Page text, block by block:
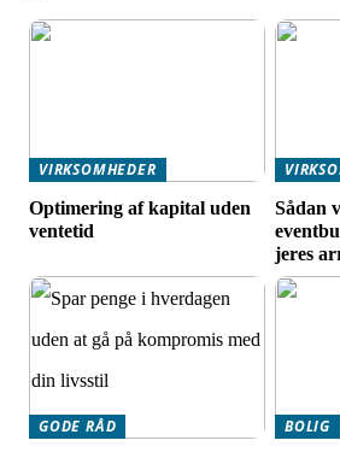
VIRKSOMHEDER
Optimering af kapital uden
ventetid
Sådan
jeres
GODE RÅD
BOLIG